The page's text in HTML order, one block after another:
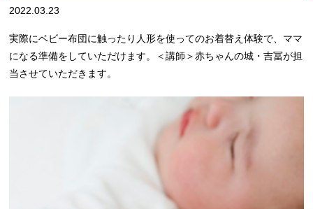
2022.03.23
実際にベビー布団に触ったり人形を使ってのお着替え体験で、ママ
になる準備をしていただけます。＜講師＞赤ちゃんの城・吉冨が担
当させていただきます。